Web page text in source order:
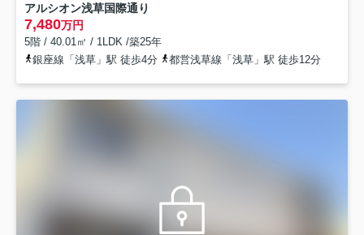
アルシオン浅草国際通り
7,480万円
5階 / 40.01㎡ / 1LDK /築25年
銀座線「浅草」駅 徒歩4分
都営浅草線「浅草」駅 徒歩12分